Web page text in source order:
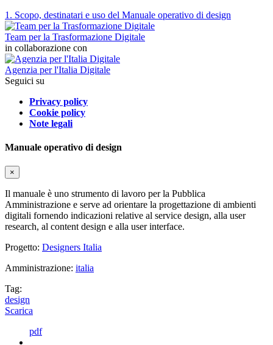
1. Scopo, destinatari e uso del Manuale operativo di design
Team per la Trasformazione Digitale
in collaborazione con
Agenzia per l'Italia Digitale
Seguici su
Privacy policy
Cookie policy
Note legali
Manuale operativo di design
×
Il manuale è uno strumento di lavoro per la Pubblica
Amministrazione e serve ad orientare la progettazione di ambienti
digitali fornendo indicazioni relative al service design, alla user
research, al content design e alla user interface.
Progetto: Designers Italia
Amministrazione: italia
Tag:
design
Scarica
pdf